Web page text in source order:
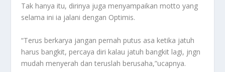
Tak hanya itu, dirinya juga menyampaikan motto yang
selama ini ia jalani dengan Optimis.
“Terus berkarya jangan pernah putus asa ketika jatuh
harus bangkit, percaya diri kalau jatuh bangkit lagi, jngn
mudah menyerah dan teruslah berusaha,”ucapnya.